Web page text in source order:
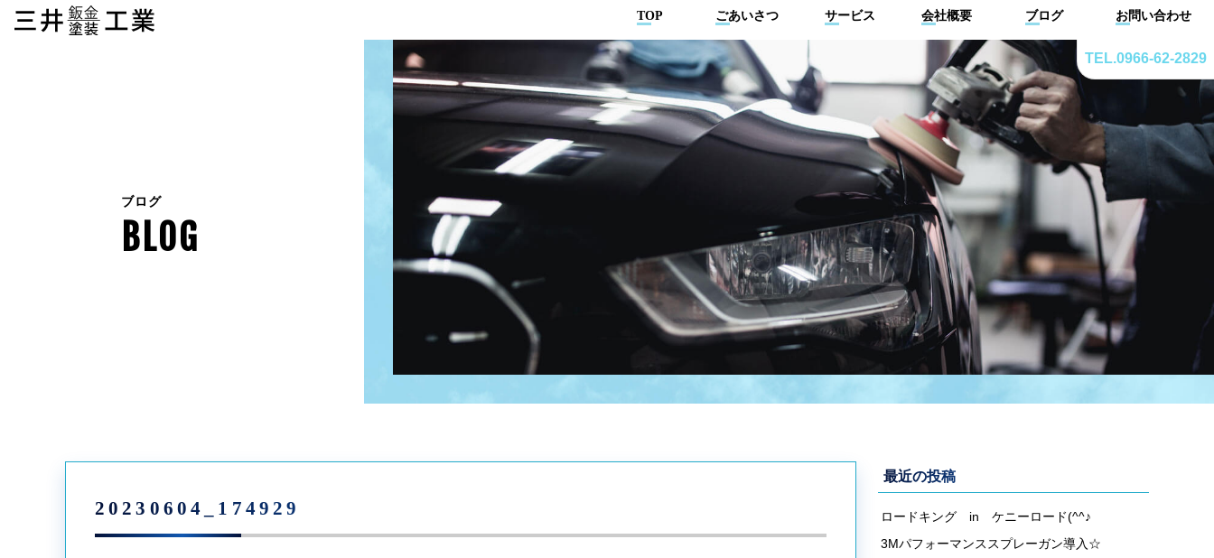
TEL.0966-62-2829
TOP ごあいさつ サービス 会社概要 ブログ お問い合わせ
ブログ
BLOG
20230604_174929
最近の投稿
ロードキング in ケニーロード(^^♪
3Mパフォーマンススプレーガン導入☆